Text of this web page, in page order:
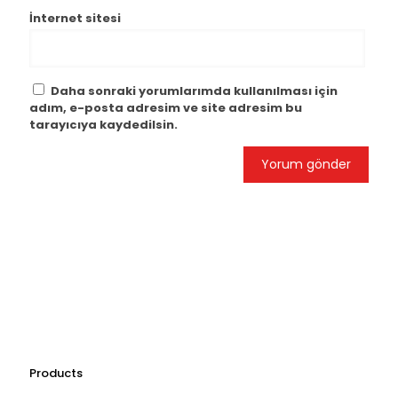
İnternet sitesi
Daha sonraki yorumlarımda kullanılması için
adım, e-posta adresim ve site adresim bu
tarayıcıya kaydedilsin.
Products